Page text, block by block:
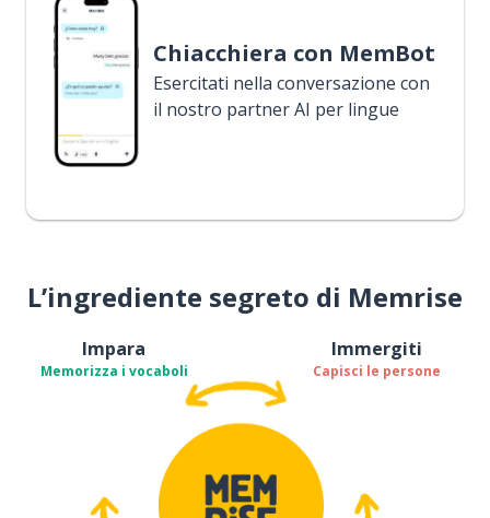
Chiacchiera con MemBot
Esercitati nella conversazione con
il nostro partner AI per lingue
L’ingrediente segreto di Memrise
Impara
Memorizza i vocaboli
Immergiti
Capisci le persone